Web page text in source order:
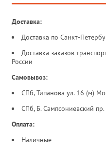
Доставка:
Доставка по Санкт-
Доставка заказов
России
Самовывоз:
СПб, Типанова ул. 16 (м)
СПб, Б. Сампсониевский
Оплата:
Наличные